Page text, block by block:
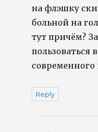
на флэшку
больной на
тут причём?
пользоваться
Reply